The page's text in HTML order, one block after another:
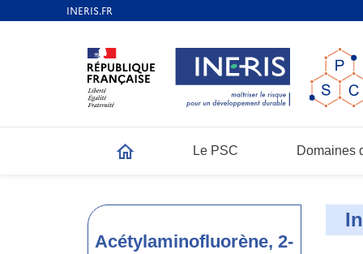
Accueil
Le PSC Domaines
Acétylaminofluorène, 2-